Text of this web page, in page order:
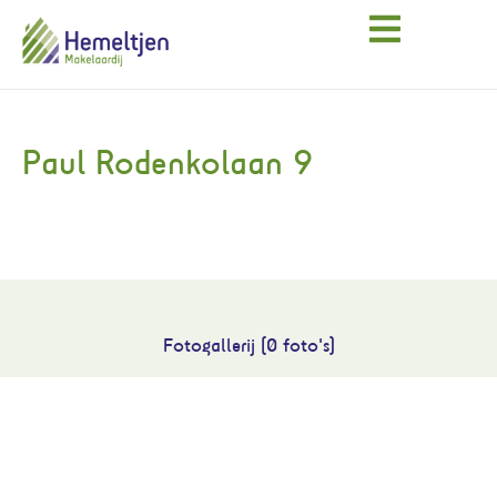
Paul Rodenkolaan 9
Fotogallerij (0 foto's)